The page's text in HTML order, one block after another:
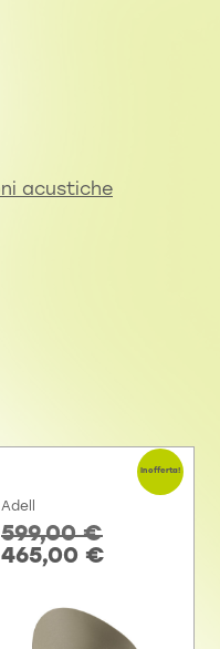
acustiche
Adell
599,00€
465,00 €
In offerta!